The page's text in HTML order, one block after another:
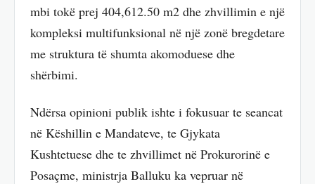
mbi tokë prej 404,612.50 m2 dhe zhvillimin e një
kompleksi multifunksional në një zonë bregdetare
me struktura të shumta akomoduese dhe
shërbimi.
Ndërsa opinioni publik ishte i fokusuar te seancat
në Këshillin e Mandateve, te Gjykata
Kushtetuese dhe te zhvillimet në Prokurorinë e
Posaçme, ministrja Balluku ka vepruar në